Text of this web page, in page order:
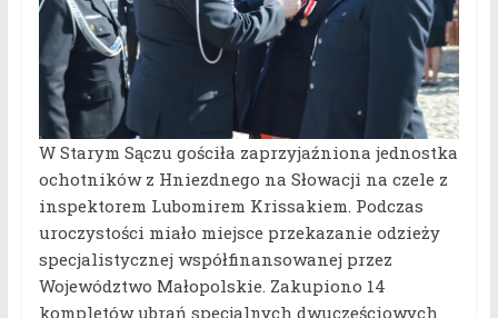
W Starym Sączu gościła zaprzyjaźniona jednostka
ochotników z Hniezdnego na Słowacji na czele z
inspektorem Lubomirem Krissakiem. Podczas
uroczystości miało miejsce przekazanie odzieży
specjalistycznej współfinansowanej przez
Województwo Małopolskie. Zakupiono 14
kompletów ubrań specjalnych dwuczęściowych